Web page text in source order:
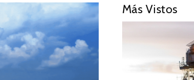
2022
Más Vistos